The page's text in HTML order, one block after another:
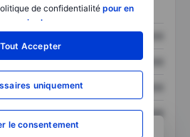
de confidentialitépour en
savoir plus
Tout Accepter
uniquement
le consentement
XXXXXXX
XXXXXXX XXXXXXX
XXXXXXX
XXXXXXX
XXXXXXX